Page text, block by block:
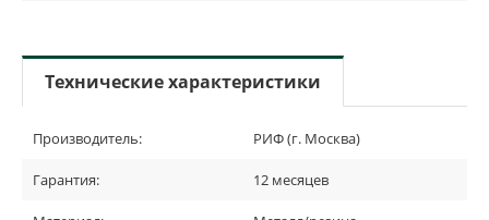
Технические характеристики
Производитель: РИФ (г. Москва)
Гарантия: 12 месяцев